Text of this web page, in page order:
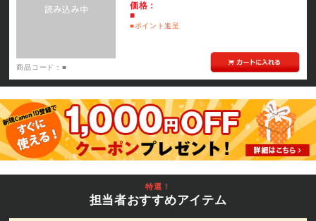
商品コード： ■
価格：
■
■ポイント進呈
特選！
担当者おすすめアイテム